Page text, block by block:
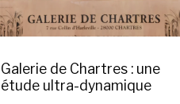
Galerie de Chartres : une
étude ultra-dynamique